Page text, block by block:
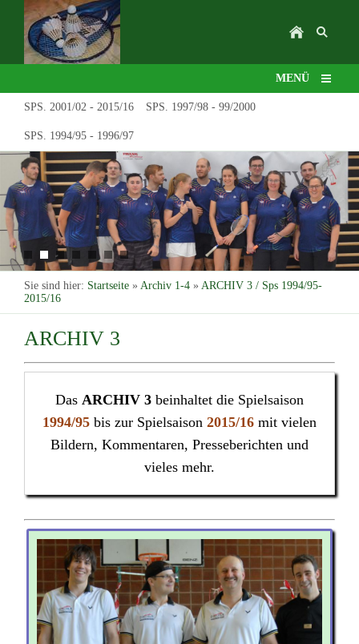
MENÜ
SPS. 2001/02 - 2015/16 SPS. 1997/98 - 99/2000
SPS. 1994/95 - 1996/97
Sie sind hier: Startseite » Archiv 1-4 » ARCHIV 3 / Sps 1994/95-
2015/16
ARCHIV 3
Das ARCHIV 3 beinhaltet die Spielsaison
1994/95 bis zur Spielsaison 2015/16 mit vielen
Bildern, Kommentaren, Presseberichten und
vieles mehr.